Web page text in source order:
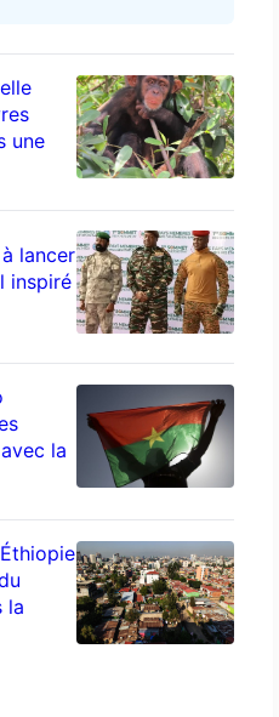
une
à lancer
inspiré
la
la